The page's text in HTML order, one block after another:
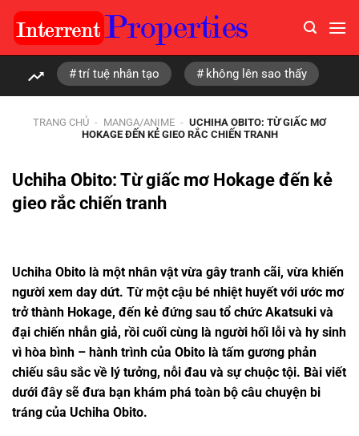
Chuyển
trí tuệ nhân tạo không lên sao thấy
TRANG CHỦ - MANGA/ANIME - UCHIHA OBITO: TỪ GIẤC MƠ
HOKAGE ĐẾN KẺ GIEO RẮC CHIẾN TRANH
Uchiha Obito: Từ giấc mơ Hokage đến kẻ
gieo rắc chiến tranh
Uchiha Obito là một nhân vật vừa gây tranh cãi, vừa khiến
người xem day dứt. Từ một cậu bé nhiệt huyết với ước mơ
trở thành Hokage, đến kẻ đứng sau tổ chức Akatsuki và
đại chiến nhẫn giả, rồi cuối cùng là người hối lỗi và hy sinh
vì hòa bình – hành trình của Obito là tấm gương phản
chiếu sâu sắc về lý tưởng, nỗi đau và sự chuộc tội. Bài viết
dưới đây sẽ đưa bạn khám phá toàn bộ câu chuyện bi
tráng của Uchiha Obito.